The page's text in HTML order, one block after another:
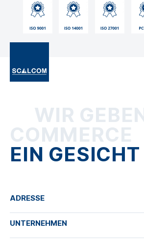
WIR
COMMERCE
EIN GESICHT
ADRESSE
UNTERNEHMEN